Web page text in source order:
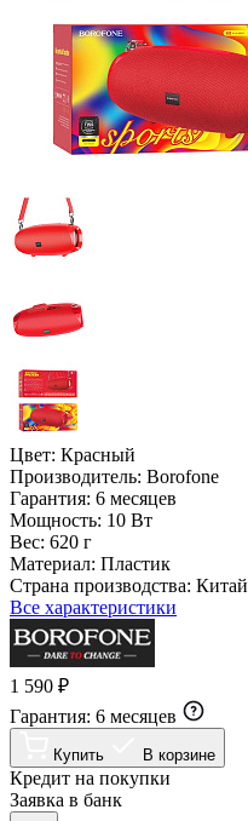
Цвет: Красный
Производитель: Borofone
Гарантия: 6 месяцев
Мощность: 10 Вт
Вес: 620 г
Материал: Пластик
Страна производства: Китай
Все характеристики
1 590 ₽
Гарантия: 6 месяцев
Купить В корзине
Кредит на покупки
Заявка в банк